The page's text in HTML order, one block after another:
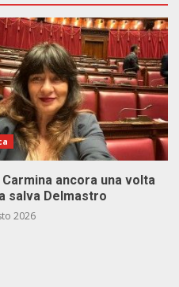
Carmina ancora una volta
salva Delmastro
2026